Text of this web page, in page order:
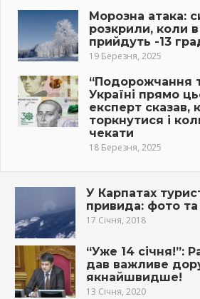
Морозна атака:
розкрили, коли
прийдуть -13
19 Березня, 2025
“Подорожчання
Україні прямо
експерт сказав,
торкнутися і
чекати
18 Березня, 2025
У Карпатах
привида: фото та
17 Січня, 2018
“Уже 14 січня!”:
дав важливе
якнайшвидше!
13 Січня, 2020